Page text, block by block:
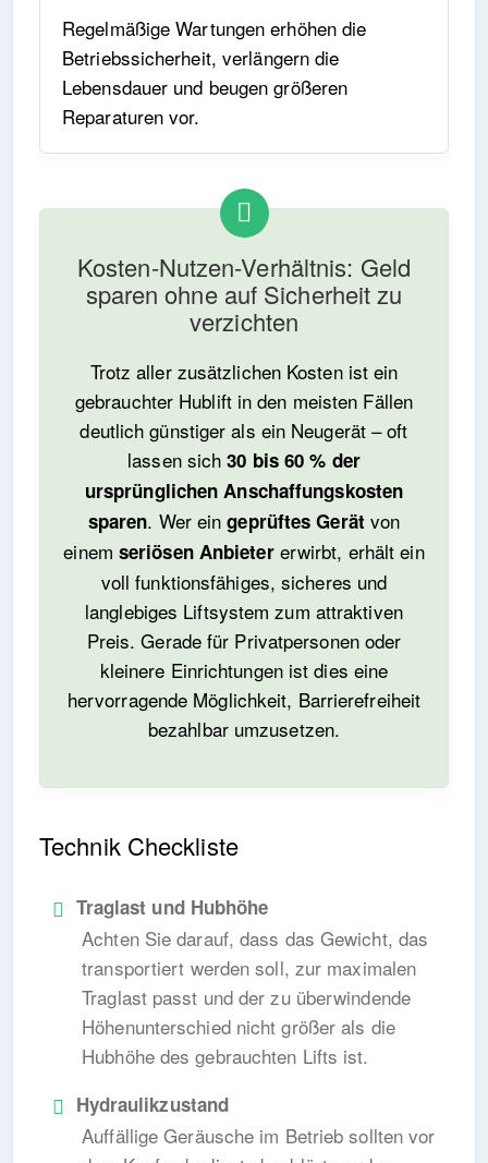
Regelmäßige Wartungen erhöhen die
Betriebssicherheit, verlängern die
Lebensdauer und beugen größeren
Reparaturen vor.
Kosten-Nutzen-Verhältnis: Geld
sparen ohne auf Sicherheit zu
verzichten
Trotz aller zusätzlichen Kosten ist ein
gebrauchter Hublift in den meisten Fällen
deutlich günstiger als ein Neugerät – oft
lassen sich30 bis 60 % der
ursprünglichen Anschaffungskosten
sparen. Wer eingeprüftes Gerätvon
einem seriösen Anbietererwirbt, erhält ein
voll funktionsfähiges, sicheres und
langlebiges Liftsystem zum attraktiven
Preis. Gerade für Privatpersonen oder
kleinere Einrichtungen ist dies eine
hervorragende Möglichkeit, Barrierefreiheit
bezahlbar umzusetzen.
Technik Checkliste
Traglast und Hubhöhe
Achten Sie darauf, dass das Gewicht, das
transportiert werden soll, zur maximalen
Traglast passt und der zu überwindende
Höhenunterschied nicht größer als die
Hubhöhe des gebrauchten Lifts ist.
Hydraulikzustand
Auffällige Geräusche im Betrieb sollten vor